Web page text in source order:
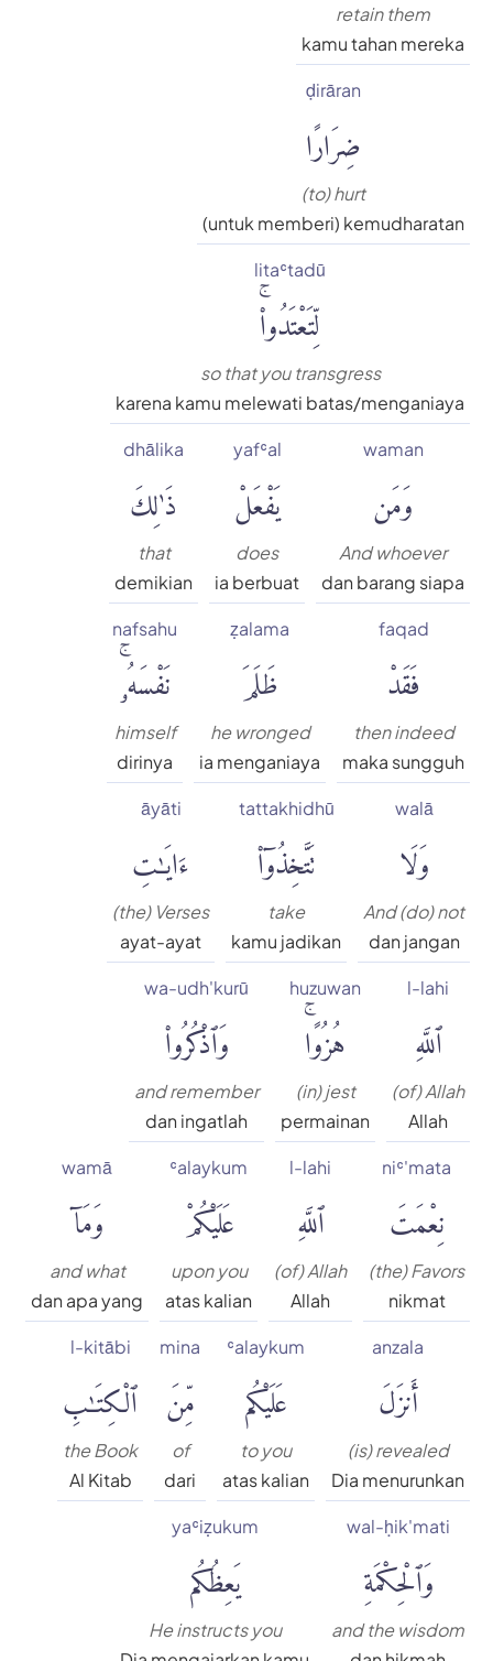
retain them
kamu tahan mereka
ḍirāran
ضِرَارًا
(to) hurt
(untuk memberi) kemudharatan
litaʿtadū
لِّتَعْتَدُوا۟ۚ
so that you transgress
karena kamu melewati batas/menganiaya
waman
وَمَن
And whoever
dan barang siapa
yafʿal
يَفْعَلْ
does
ia berbuat
dhālika
ذَٰلِكَ
that
demikian
faqad
فَقَدْ
then indeed
maka sungguh
ẓalama
ظَلَمَ
he wronged
ia menganiaya
nafsahu
نَفْسَهُۥۚ
himself
dirinya
walā
وَلَا
And (do) not
dan jangan
tattakhidhū
تَتَّخِذُوٓا۟
take
kamu jadikan
āyāti
ءَايَٰتِ
(the) Verses
ayat-ayat
l-lahi
ٱللَّهِ
(of) Allah
Allah
huzuwan
هُزُوًاۚ
(in) jest
permainan
wa-udh'kurū
وَٱذْكُرُوا۟
and remember
dan ingatlah
niʿ'mata
نِعْمَتَ
(the) Favors
nikmat
l-lahi
ٱللَّهِ
(of) Allah
Allah
ʿalaykum
عَلَيْكُمْ
upon you
atas kalian
wamā
وَمَآ
and what
dan apa yang
anzala
أَنزَلَ
(is) revealed
Dia menurunkan
ʿalaykum
عَلَيْكُم
to you
atas kalian
mina
مِّنَ
of
dari
l-kitābi
ٱلْكِتَٰبِ
the Book
Al Kitab
wal-ḥik'mati
وَٱلْحِكْمَةِ
and the wisdom
yaʿiẓukum
يَعِظُكُم
He instructs you